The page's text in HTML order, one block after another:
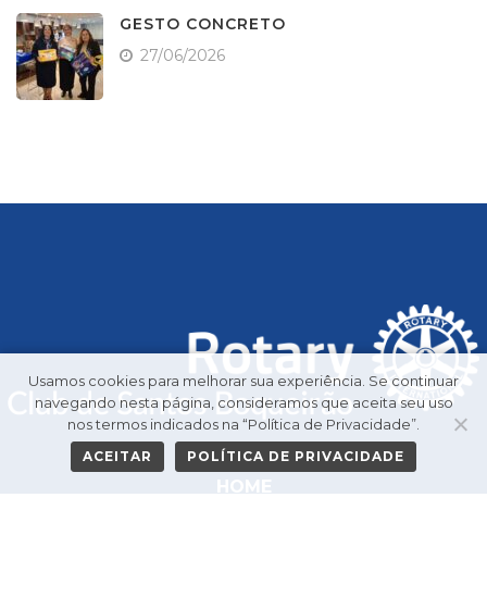
GESTO CONCRETO
27/06/2026
Usamos cookies para melhorar sua experiência. Se continuar
navegando nesta página, consideramos que aceita seu uso
nos termos indicados na “Política de Privacidade”.
ACEITAR POLÍTICA DE PRIVACIDADE